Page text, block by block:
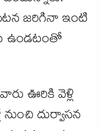
జరిగినా ఇంటి
ఉండటంతో
ఊరికి వెళ్లి
దుర్వాసన